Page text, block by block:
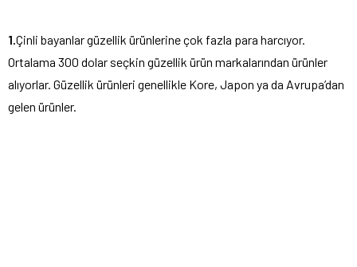
1. Çinli bayanlar güzellik ürünlerine çok fazla para harcıyor.
Ortalama 300 dolar seçkin güzellik ürün markalarından ürünler
alıyorlar. Güzellik ürünleri genellikle Kore, Japon ya da Avrupa’dan
gelen ürünler.